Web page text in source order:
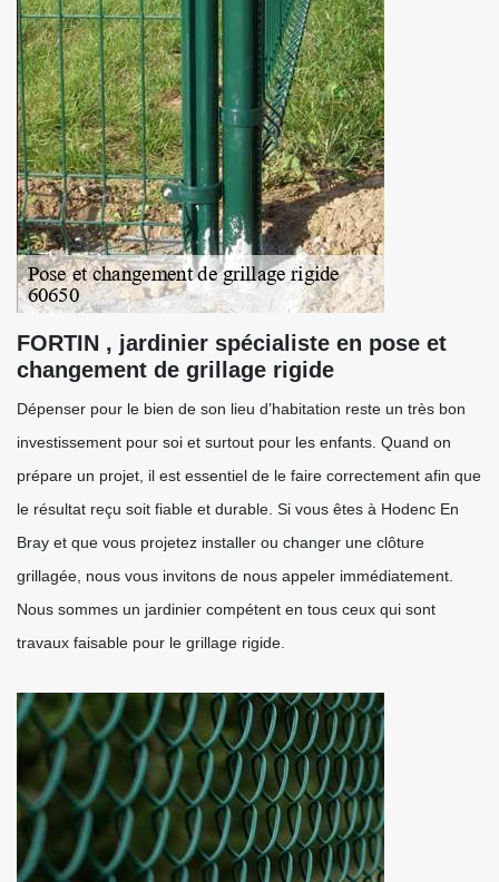
FORTIN , jardinier spécialiste en pose et
changement de grillage rigide
Dépenser pour le bien de son lieu d’habitation reste un très bon
investissement pour soi et surtout pour les enfants. Quand on
prépare un projet, il est essentiel de le faire correctement afin que
le résultat reçu soit fiable et durable. Si vous êtes à Hodenc En
Bray et que vous projetez installer ou changer une clôture
grillagée, nous vous invitons de nous appeler immédiatement.
Nous sommes un jardinier compétent en tous ceux qui sont
travaux faisable pour le grillage rigide.